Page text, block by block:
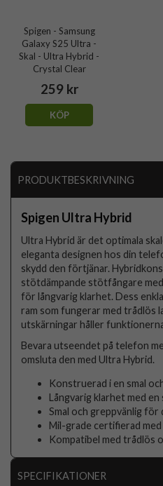
Spigen - Samsung
Galaxy S25 Ultra -
Skal - Ultra Hybrid -
Crystal Clear
259 kr
KÖP
PRODUKTBESKRIVNING
Spigen Ultra Hybrid
Ultra Hybrid är det optimala
eleganta designen hos din
skydd den förtjänar.
stötdämpande stötfångare
för långvarig klarhet. Dess
ram som fungerar med trådlös
utskärningar håller
Bevara utseendet på telefon
omsluta den med Ultra Hybrid.
Konstruerad i en smal
Långvarig klarhet med en
Smal och greppvänlig för
Mil-grade certifierad
Kompatibel med trådlös
SPECIFIKATIONER